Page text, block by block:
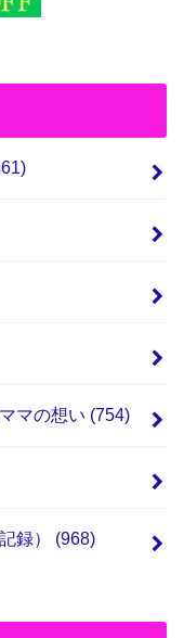
マの想い (754)
録） (968)